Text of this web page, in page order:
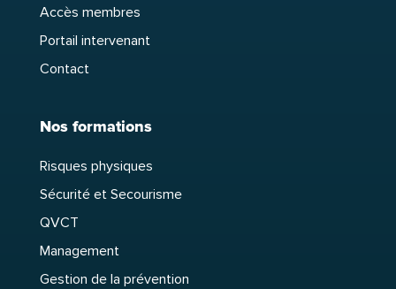
Accès membres
Portail intervenant
Contact
Nos formations
Risques physiques
Sécurité et Secourisme
QVCT
Management
Gestion de la prévention